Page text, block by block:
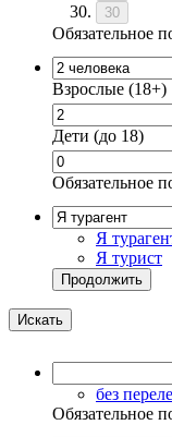
30
Обязательное
Взрослые (18+)
Дети (до 18)
Обязательное
Я
Я турист
Продолжить
Искать
без
Обязательное